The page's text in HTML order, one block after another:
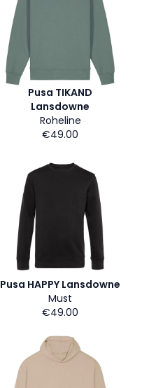
Pusa TIKAND
Lansdowne
Roheline
€49.00
Pusa HAPPY Lansdowne
Must
€49.00